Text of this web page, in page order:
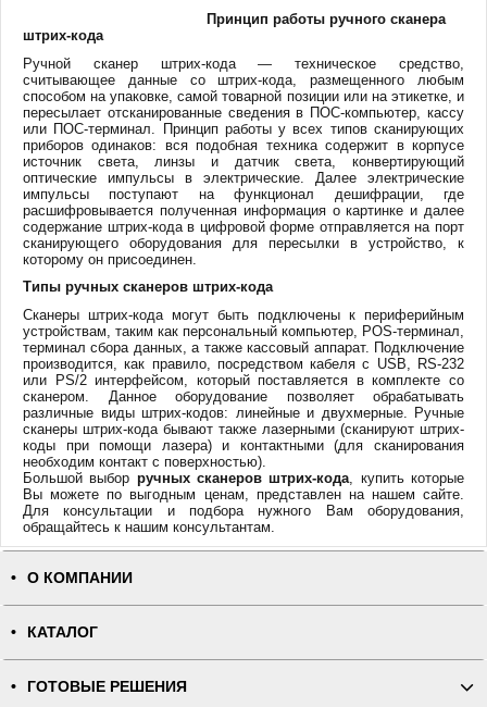
Принцип работы ручного сканера
штрих-кода
Ручной сканер штрих-кода — техническое средство,
считывающее данные со штрих-кода, размещенного любым
способом на упаковке, самой товарной позиции или на этикетке, и
пересылает отсканированные сведения в ПОС-компьютер, кассу
или ПОС-терминал. Принцип работы у всех типов сканирующих
приборов одинаков: вся подобная техника содержит в корпусе
источник света, линзы и датчик света, конвертирующий
оптические импульсы в электрические. Далее электрические
импульсы поступают на функционал дешифрации, где
расшифровывается полученная информация о картинке и далее
содержание штрих-кода в цифровой форме отправляется на порт
сканирующего оборудования для пересылки в устройство, к
которому он присоединен.
Типы ручных сканеров штрих-кода
Сканеры штрих-кода могут быть подключены к периферийным
устройствам, таким как персональный компьютер, POS-терминал,
терминал сбора данных, а также кассовый аппарат. Подключение
производится, как правило, посредством кабеля с USB, RS-232
или PS/2 интерфейсом, который поставляется в комплекте со
сканером. Данное оборудование позволяет обрабатывать
различные виды штрих-кодов: линейные и двухмерные. Ручные
сканеры штрих-кода бывают также лазерными (сканируют штрих-
коды при помощи лазера) и контактными (для сканирования
необходим контакт с поверхностью).
Большой выбор ручных сканеров штрих-кода, купить которые
Вы можете по выгодным ценам, представлен на нашем сайте.
Для консультации и подбора нужного Вам оборудования,
обращайтесь к нашим консультантам.
О КОМПАНИИ
КАТАЛОГ
ГОТОВЫЕ РЕШЕНИЯ